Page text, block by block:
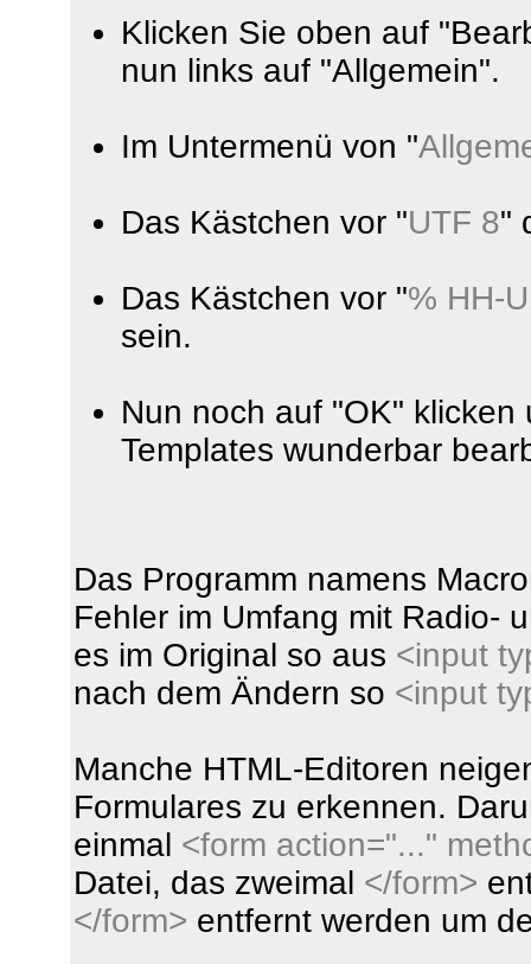
Klicken Sie oben auf
nun links auf "Allgemein".
Im Untermenü von "
Das Kästchen vor "UTF 8"
Das Kästchen vor "% HH-
sein.
Nun noch auf "OK"
Templates wunderbar
Das Programm namens
Fehler im Umfang mit Radio-
es im Original so aus <input
nach dem Ändern so <input
Manche HTML-Editoren
Formulares zu erkennen.
einmal <form action="..."
Datei, das zweimal </form>
</form> entfernt werden um